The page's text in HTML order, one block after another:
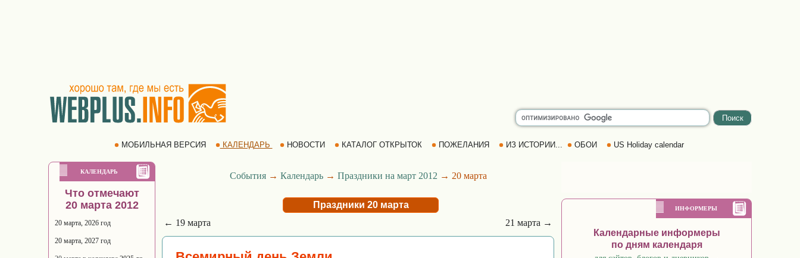
МОБИЛЬНАЯ ВЕРСИЯ КАЛЕНДАРЬ НОВОСТИ КАТАЛОГ ОТКРЫТОК ПОЖЕЛАНИЯ ИЗ ИСТОРИИ... ОБОИ US Holiday calendar
КАЛЕНДАРЬ
Что отмечают
20 марта 2012
20 марта, 2026 год
20 марта, 2027 год
События → Календарь → Праздники на март 2012 → 20 марта
Праздники 20 марта
← 19 марта
21 марта →
ИНФОРМЕРЫ
Календарные информеры
по дням календаря